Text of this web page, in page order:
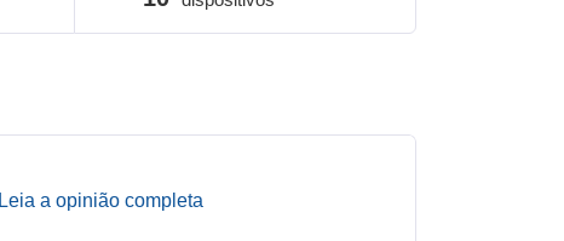
Leia a opinião completa